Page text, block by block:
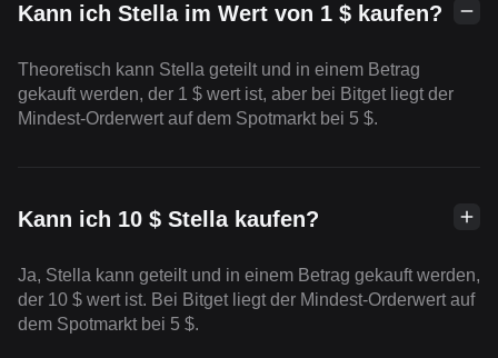
Kann ich Stella im Wert von 1 $ kaufen?
Theoretisch kann Stella geteilt und in einem Betrag
gekauft werden, der 1 $ wert ist, aber bei Bitget liegt der
Mindest-Orderwert auf dem Spotmarkt bei 5 $.
Kann ich 10 $ Stella kaufen?
Ja, Stella kann geteilt und in einem Betrag gekauft werden,
der 10 $ wert ist. Bei Bitget liegt der Mindest-Orderwert auf
dem Spotmarkt bei 5 $.